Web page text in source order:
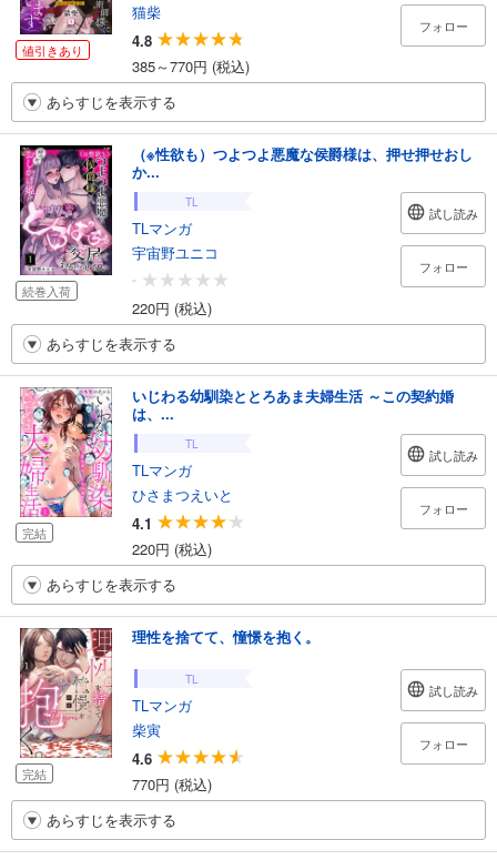
値引きあり
猫柴
4.8
385～770円 (税込)
フォロー
あらすじを表示する
続巻入荷
（※性欲も）つよつよ悪魔な侯爵様は、押せ押せおし
か...
TL
TLマンガ
宇宙野ユニコ
-
220円 (税込)
試し読み
フォロー
あらすじを表示する
完結
いじわる幼馴染ととろあま夫婦生活 ～この契約婚
は、...
TL
TLマンガ
ひさまつえいと
4.1
220円 (税込)
試し読み
フォロー
あらすじを表示する
完結
理性を捨てて、憧憬を抱く。
TL
TLマンガ
柴寅
4.6
770円 (税込)
試し読み
フォロー
あらすじを表示する